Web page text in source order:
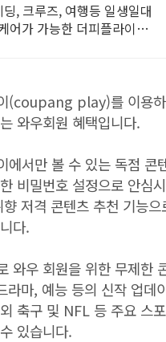
딩, 크루즈, 여행등 일생일대
어가 가능한 더피플라이프
(coupang play)를 이용
와우회원 혜택입니다.
에서만 볼 수 있는 독점 콘
비밀번호 설정으로 안심
저격 콘텐츠 추천 기능
다.
와우 회원을 위한 무제한
라마, 예능 등의 신작 업데
축구 및 NFL 등 주요 스
있습니다.